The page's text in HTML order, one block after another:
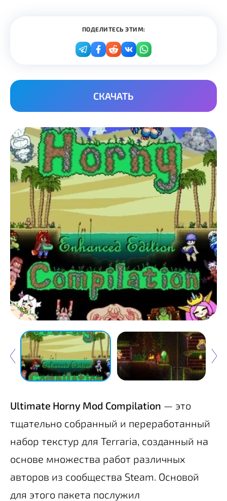
ПОДЕЛИТЕСЬ ЭТИМ:
СКАЧАТЬ
Ultimate Horny Mod Compilation — это
тщательно собранный и переработанный
набор текстур для Terraria, созданный на
основе множества работ различных
авторов из сообщества Steam. Основой
для этого пакета послужил